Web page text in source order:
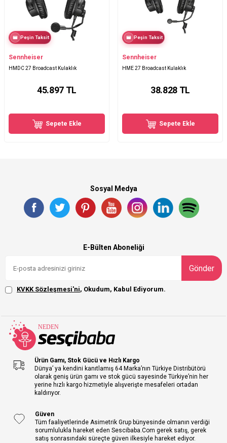
Peşin Taksit
Sennheiser
HMDC 27 Broadcast Kulaklık
45.897TL
Sepete Ekle
Peşin Taksit
Sennheiser
HME 27 Broadcast Kulaklık
38.828TL
Sepete Ekle
Sosyal Medya
E-Bülten Aboneliği
Gönder
KVKK Sözleşmesi'ni, Okudum, Kabul Ediyorum.
Ürün Gamı, Stok Gücü ve Hızlı Kargo
Dünya’ ya kendini kanıtlamış 64 Marka’nın Türkiye Distribütörü
olarak geniş ürün gamı ve stok gücü sayesinde Türkiye’nin her
yerine hızlı kargo hizmetiyle alışverişte mesafeleri ortadan
kaldırıyor.
Güven
Tüm faaliyetlerinde Asimetrik Grup bünyesinde olmanın verdiği
sorumlulukla hareket eden Sescibaba.Com gerek satış, gerek
satış sonrasındaki süreçte güven ilkesiyle hareket ediyor.